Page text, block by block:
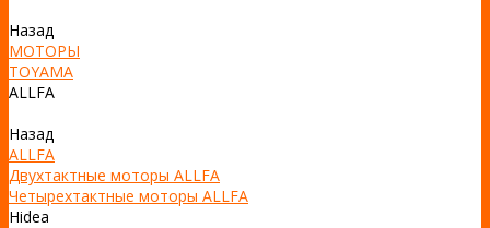
Назад
МОТОРЫ
TOYAMA
ALLFA
Назад
ALLFA
Двухтактные моторы ALLFA
Четырехтактные моторы ALLFA
Hidea